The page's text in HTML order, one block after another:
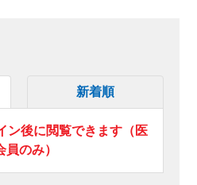
新着順
ン後に閲覧できます（医
員のみ）